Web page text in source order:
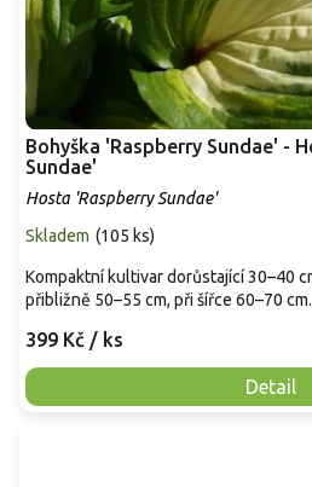
Bohyška 'Raspberry Sundae' -
Sundae'
Hosta 'Raspberry Sundae'
Skladem (105 ks)
399 Kč / ks
Detail
Kompaktní kultivar dorůstající 30–40
přibližně 50–55 cm, při šířce 60–70